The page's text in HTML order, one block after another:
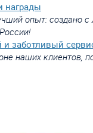
награды
опыт: создано
заботливый
наших клиентов,